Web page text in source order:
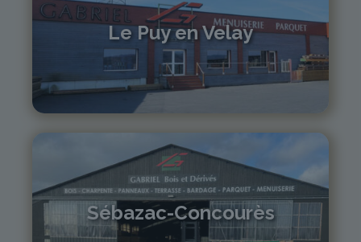
Le Puy en Velay
04 71 01 13 30
lepuy@gabriel-sa.fr
Sébazac-Concourès